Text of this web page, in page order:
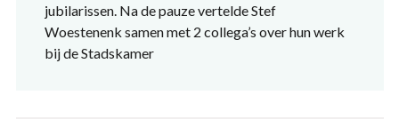
jubilarissen. Na de pauze vertelde Stef
Woestenenk samen met 2 collega’s over hun werk
bij de Stadskamer